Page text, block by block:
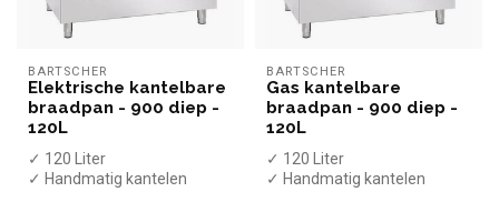
BARTSCHER
Elektrische kantelbare
braadpan - 900 diep -
120L
✓ 120 Liter
✓ Handmatig kantelen
BARTSCHER
Gas kantelbare
braadpan - 900 diep -
120L
✓ 120 Liter
✓ Handmatig kantelen